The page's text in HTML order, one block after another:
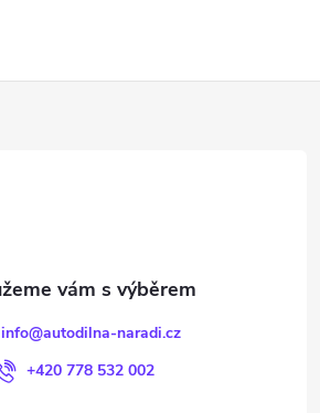
info@autodilna-naradi.cz
+420 778 532 002